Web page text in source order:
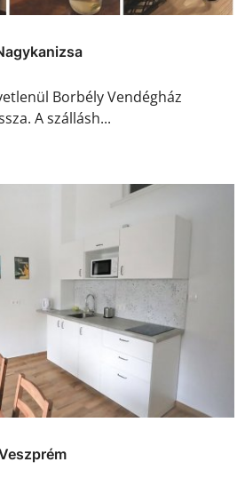
Borbély Vendégház
A szállásh...